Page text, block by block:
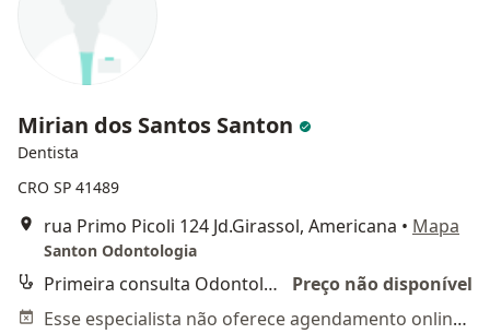
Mirian dos Santos Santon
Dentista
CRO SP 41489
rua Primo Picoli 124 Jd.Girassol, Americana • Mapa
Santon Odontologia
Primeira consulta Odontológica
Preço não disponível
Esse especialista não oferece agendamento online para esse endereço.